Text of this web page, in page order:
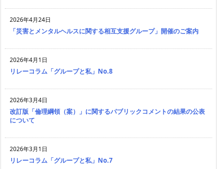
2026年4月24日
「災害とメンタルヘルスに関する相互支援グループ」開催のご案内
2026年4月1日
リレーコラム「グループと私」No.8
2026年3月4日
改訂版「倫理綱領（案）」に関するパブリックコメントの結果の公表
について
2026年3月1日
リレーコラム「グループと私」No.7